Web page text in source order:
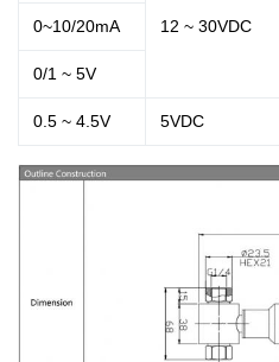
12 ~ 30VDC
0~10/20mA
0/1 ~ 5V
0.5 ~ 4.5V 5VDC